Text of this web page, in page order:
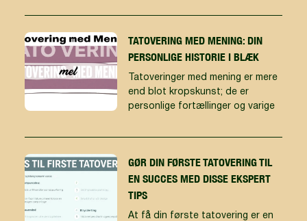
TATOVERING MED MENING: DIN
PERSONLIGE HISTORIE I BLÆK
Tatoveringer med mening er mere
end blot kropskunst; de er
personlige fortællinger og varige
GØR DIN FØRSTE TATOVERING TIL
EN SUCCES MED DISSE EKSPERT
TIPS
At få din første tatovering er en